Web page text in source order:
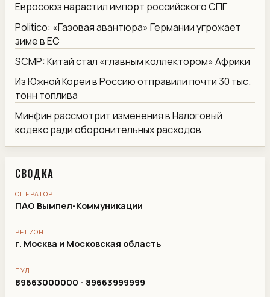
Евросоюз нарастил импорт российского СПГ
Politico: «Газовая авантюра» Германии угрожает
зиме в ЕС
SCMP: Китай стал «главным коллектором» Африки
Из Южной Кореи в Россию отправили почти 30 тыс.
тонн топлива
Минфин рассмотрит изменения в Налоговый
кодекс ради оборонительных расходов
СВОДКА
ОПЕРАТОР
ПАО Вымпел-Коммуникации
РЕГИОН
г. Москва и Московская область
ПУЛ
89663000000 - 89663999999